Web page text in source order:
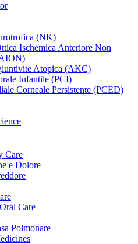
(NK)
Ischemica Anteriore Non
Atopica (AKC)
Infantile (PCI)
Corneale Persistente (PCED)
Care
e Dolore
Care
Polmonare